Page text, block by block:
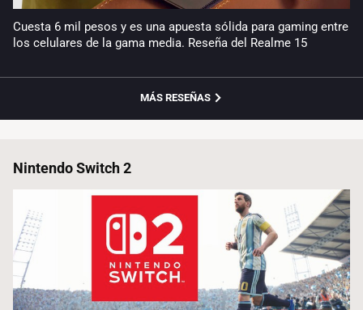
Cuesta 6 mil pesos y es una apuesta sólida para gaming entre
los celulares de la gama media. Reseña del Realme 15
MÁS RESEÑAS
Nintendo Switch 2